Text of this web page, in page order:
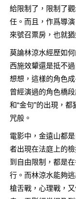
給限制了，限制了
任。而且，作爲導
來號召票房，也就
莫論林涼水經歷如
西施效顰還是抵不
想想，這樣的角色
曾經演過的角色橋
和“金句”的出現，
咒般。
電影中，金遠山都
者出現在法庭上的
到自由限制，都是
行。而林涼水能夠
槍舌戰，心理戰，